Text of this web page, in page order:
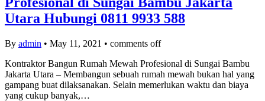
Utara Hubungi 0811 9933 588
By admin • May 11, 2021 • comments off
Kontraktor Bangun Rumah Mewah Profesional di Sungai Bambu
Jakarta Utara – Membangun sebuah rumah mewah bukan hal yang
gampang buat dilaksanakan. Selain memerlukan waktu dan biaya
yang cukup banyak,…